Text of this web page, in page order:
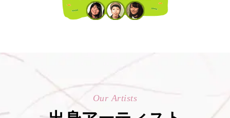
Our Artists